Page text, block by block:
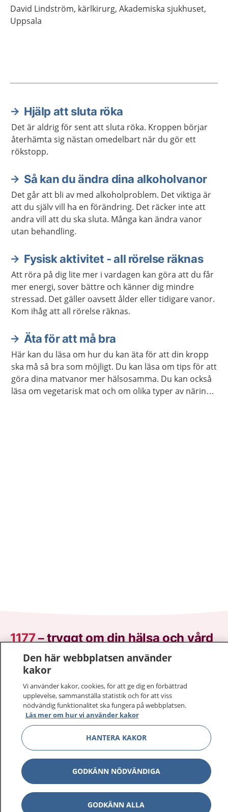
David Lindström, kärlkirurg, Akademiska sjukhuset,
Uppsala
Aktuella artiklar
Hjälp att sluta röka
Det är aldrig för sent att sluta röka. Kroppen börjar
återhämta sig nästan omedelbart när du gör ett
rökstopp.
Så kan du ändra dina alkoholvanor
Det går att bli av med alkoholproblem. Det viktiga är
att du själv vill ha en förändring. Det räcker inte att
andra vill att du ska sluta. Många kan ändra vanor
utan behandling.
Fysisk aktivitet - all rörelse räknas
Att röra på dig lite mer i vardagen kan göra att du får
mer energi, sover bättre och känner dig mindre
stressad. Det gäller oavsett ålder eller tidigare vanor.
Kom ihåg att all rörelse räknas.
Äta för att må bra
Här kan du läsa om hur du kan äta för att din kropp
ska må så bra som möjligt. Du kan läsa om tips för att
göra dina matvanor mer hälsosamma. Du kan också
läsa om vegetarisk mat och om olika typer av näring
1177–tryggt om din hälsa och vård
På 1177.se får du råd om hälsa och information om
sjukdomar och vilka mottagningar du kan kontakta.
Logga in för att läsa din journal och göra dina
vårdärenden. Ring telefonnummer 1177 för
sjukvårdsrådgivning dygnet runt.
1177 ger dig råd när du vill må bättre.
1177 på flera språk Visa
Den här webbplatsen använder
kakor
Vi använder kakor, cookies, för att ge dig en förbättrad
upplevelse, sammanställa statistik och för att viss
nödvändig funktionalitet ska fungera på webbplatsen.
Läs mer om hur vi använder kakor
HANTERA KAKOR
GODKÄNN NÖDVÄNDIGA
GODKÄNN ALLA